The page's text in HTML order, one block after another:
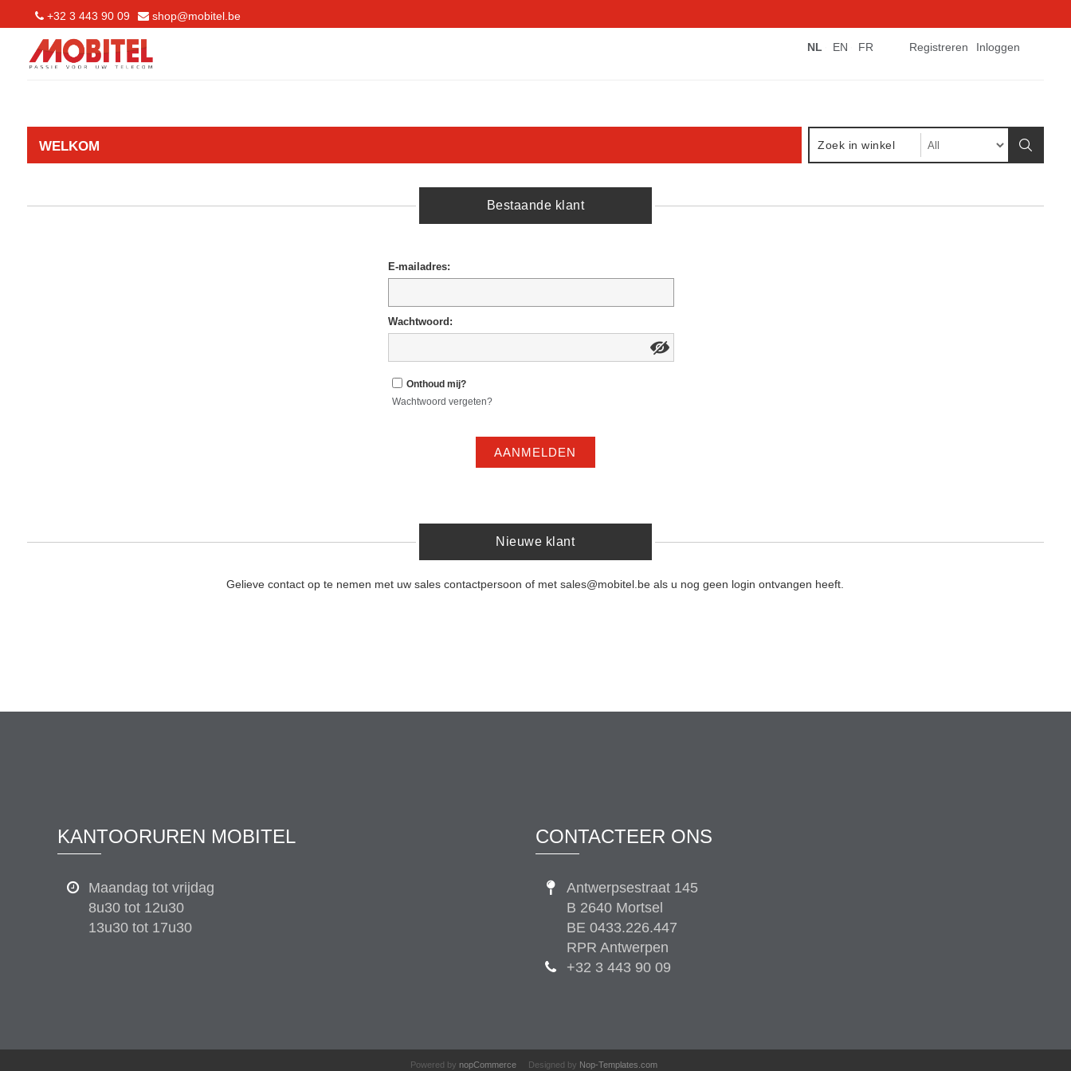
+32 3 443 90 09 shop@mobitel.be
Registreren Inloggen
NL EN FR
WELKOM
Bestaande klant
E-mailadres:
Wachtwoord:
Onthoud mij?
Wachtwoord vergeten?
AANMELDEN
Nieuwe klant
Gelieve contact op te nemen met uw sales contactpersoon of met sales@mobitel.be als u nog geen login ontvangen heeft.
KANTOORUREN MOBITEL
Maandag tot vrijdag
8u30 tot 12u30
13u30 tot 17u30
CONTACTEER ONS
Antwerpsestraat 145
B 2640 Mortsel
BE 0433.226.447
RPR Antwerpen
+32 3 443 90 09
Powered by nopCommerce Designed by Nop-Templates.com